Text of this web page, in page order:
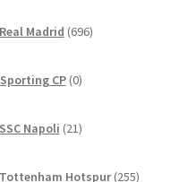
Madrid 696izdelkov
CP 0izdelkov
Napoli 21izdelkov
Hotspur 255